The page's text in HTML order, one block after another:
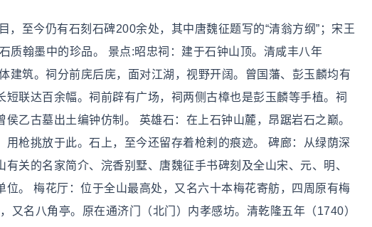
至今仍有石刻石碑200余处，其中唐魏征题写的“清翁方纲”；宋王
质翰墨中的珍品。 景点:昭忠祠：建于石钟山顶。清咸丰八年
建筑。祠分前庑后庑，面对江湖，视野开阔。曾国藩、彭玉麟均有
联达百余幅。祠前辟有广场，祠两侧古樟也是彭玉麟等手植。祠
乙古墓出土编钟仿制。 英雄石：在上石钟山麓，昂踞岩石之巅。
枪挑放于此。石上，至今还留存着枪剌的痕迹。 碑廊：从绿荫深
关的名家简介、浣香别墅、唐魏征手书碑刻及全山宋、元、明、
。 梅花厅：位于全山最高处，又名六十本梅花寄舫，四周原有梅
又名八角亭。原在通济门（北门）内孝感坊。清乾隆五年（1740）